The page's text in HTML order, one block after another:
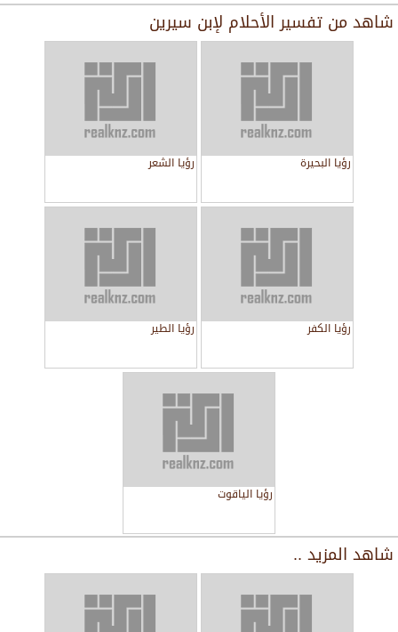
شاهد من تفسير الأحلام لإبن سيرين
رؤيا البحيرة رؤيا الشعر
رؤيا الكفر رؤيا الطير
رؤيا الياقوت
شاهد المزيد ..